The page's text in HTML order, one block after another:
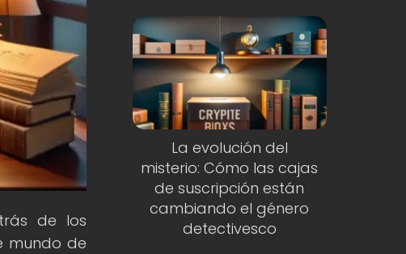
de los
mundo de
La evolución del
misterio: Cómo las cajas
de suscripción están
cambiando el género
detectivesco